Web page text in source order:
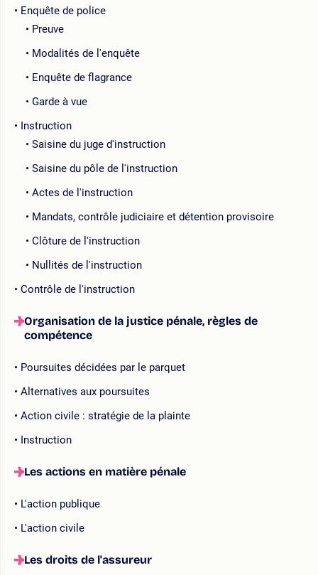
Enquête de police
Preuve
Modalités de l'enquête
Enquête de flagrance
Garde à vue
Instruction
Saisine du juge d'instruction
Saisine du pôle de l'instruction
Actes de l'instruction
Mandats, contrôle judiciaire et détention provisoire
Clôture de l'instruction
Nullités de l'instruction
Contrôle de l'instruction
Organisation de la justice pénale, règles de
compétence
Poursuites décidées par le parquet
Alternatives aux poursuites
Action civile : stratégie de la plainte
Instruction
Les actions en matière pénale
L'action publique
L'action civile
Les droits de l'assureur